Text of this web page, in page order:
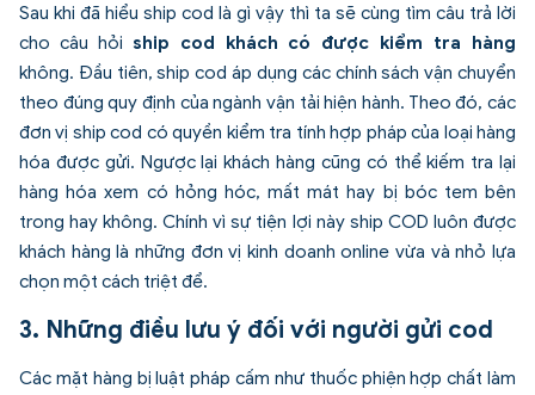
Sau khi đã hiểu ship cod là gì vậy thì ta sẽ cùng tìm câu trả lời
cho câu hỏi ship cod khách có được kiểm tra hàng
không. Đầu tiên, ship cod áp dụng các chính sách vận chuyển
theo đúng quy định của ngành vận tải hiện hành. Theo đó, các
đơn vị ship cod có quyền kiểm tra tính hợp pháp của loại hàng
hóa được gửi. Ngược lại khách hàng cũng có thể kiếm tra lại
hàng hóa xem có hỏng hóc, mất mát hay bị bóc tem bên
trong hay không. Chính vì sự tiện lợi này ship COD luôn được
khách hàng là những đơn vị kinh doanh online vừa và nhỏ lựa
chọn một cách triệt để.
3. Những điều lưu ý đối với người gửi cod
Các mặt hàng bị luật pháp cấm như thuốc phiện hợp chất làm